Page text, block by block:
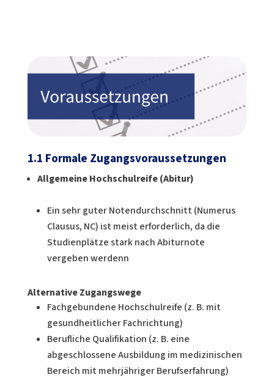
1.1 Formale Zugangsvoraussetzungen
Allgemeine Hochschulreife (Abitur)
Ein sehr guter Notendurchschnitt (Numerus
Clausus, NC) ist meist erforderlich, da die
Studienplätze stark nach Abiturnote
vergeben werdenn
Alternative Zugangswege
Fachgebundene Hochschulreife (z. B. mit
gesundheitlicher Fachrichtung)
Berufliche Qualifikation (z. B. eine
abgeschlossene Ausbildung im medizinischen
Bereich mit mehrjähriger Berufserfahrung)